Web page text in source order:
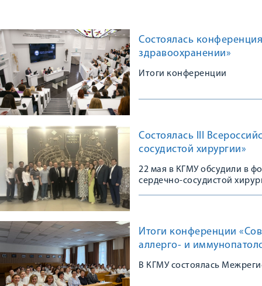
Состоялась
здравоохранении»
Итоги конференции
Состоялась III
сосудистой хирургии»
22 мая в КГМУ обсудили в
сердечно-сосудистой
Итоги конференции
аллерго- и
В КГМУ состоялась